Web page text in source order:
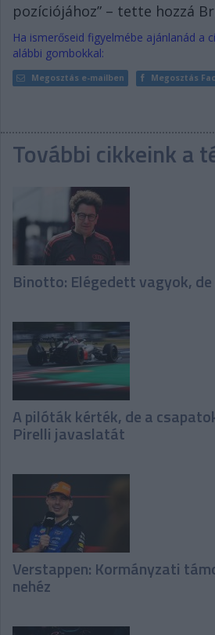
pozíciójához” – tette hozzá
Ha ismerőseid figyelmébe ajánlanád a
alábbi gombokkal:
Megosztás e-mailben Megosztás
További cikkeink a
Binotto: Elégedett vagyok,
A pilóták kérték, de a
Pirelli javaslatát
Verstappen: Kormányzati
nehéz